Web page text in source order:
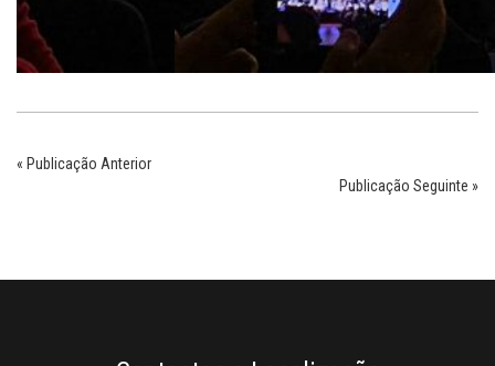
« Publicação Anterior
Publicação Seguinte »